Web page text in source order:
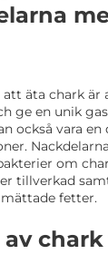
äta chark är
ge en unik
också vara en
om
tillverkad
fetter.